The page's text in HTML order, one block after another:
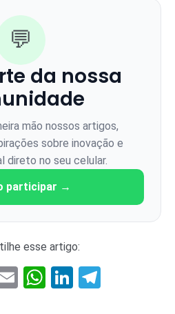
💬
da nossa
mão nossos artigos,
sobre inovação e
direto no seu celular.
participar →
esse artigo:
EmailWhatsApp
LinkedIn